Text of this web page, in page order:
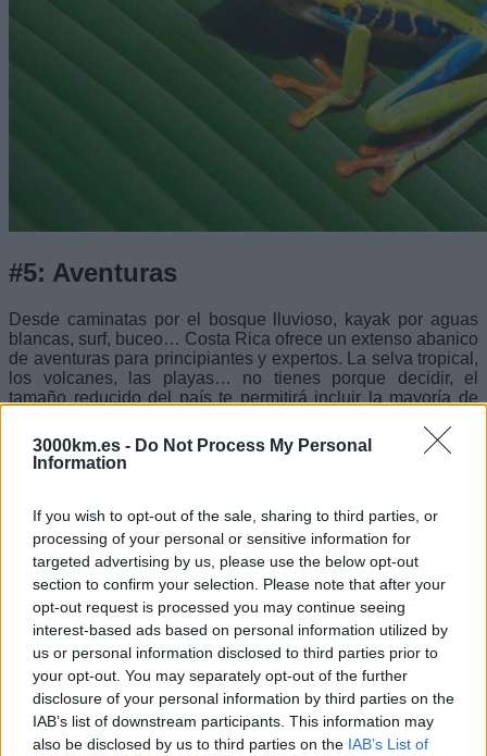
3000km.es - Do Not Process My Personal
Information
If you wish to opt-out of the sale, sharing to third parties, or
processing of your personal or sensitive information for
targeted advertising by us, please use the below opt-out
section to confirm your selection. Please note that after your
opt-out request is processed you may continue seeing
interest-based ads based on personal information utilized by
us or personal information disclosed to third parties prior to
your opt-out. You may separately opt-out of the further
disclosure of your personal information by third parties on the
IAB’s list of downstream participants. This information may
also be disclosed by us to third parties on the IAB’s List of
#5: Aventuras
Desde caminatas por el bosque lluvioso, kayak por aguas
blancas, surf, buceo… Costa Rica ofrece un extenso abanico
de aventuras para principiantes y expertos. La selva tropical,
los volcanes, las playas… no tienes porque decidir, el
tamaño reducido del país te permitirá incluir la mayoría de
Costa Rica es un país extenso, salvaje y lleno de aventuras.
Costa Rica te sorprenderá en muchos sentidos.
Descubre Costa Rica con3000KM
Deja una respuesta
Tu dirección de correo electrónico no será publicada. Los campos
obligatorios están marcados con *